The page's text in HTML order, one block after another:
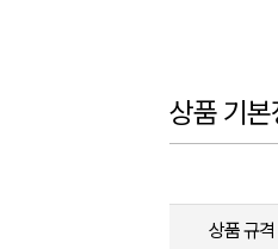
상품 기본
상품 규격